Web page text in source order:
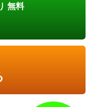
無料